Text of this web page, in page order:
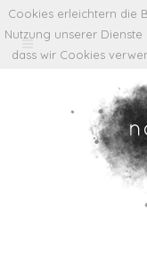
Cookies erleichtern die
Nutzung unserer
dass wir Cookies